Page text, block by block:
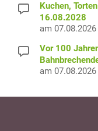
Kuchen,
16.08.2028
am
Vor 100
am